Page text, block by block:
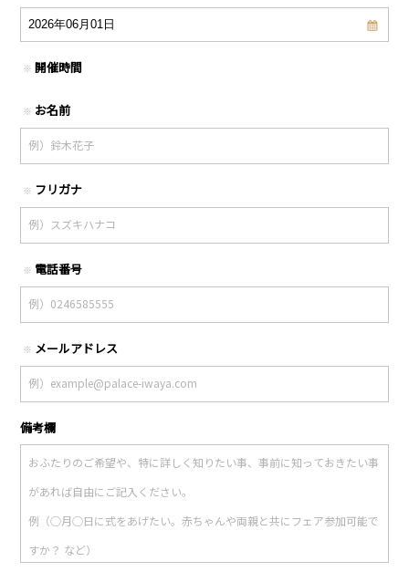
※ 開催時間
※ お名前
※ フリガナ
※ 電話番号
※ メールアドレス
備考欄